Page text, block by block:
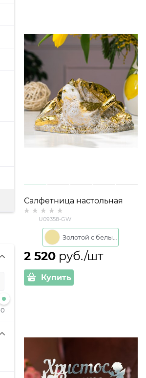
Салфетница настольная
Птичка U09358 полистоун
h= 10 см цв.золото с белым
U09358-GW
2 520 руб./шт
Купить